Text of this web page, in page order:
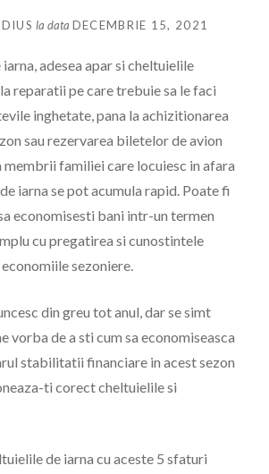
la data DECEMBRIE 15, 2021
adesea apar si cheltuielile
reparatii pe care trebuie sa le faci
inghetate, pana la achizitionarea
sau rezervarea biletelor de avion
familiei care locuiesc in afara
iarna se pot acumula rapid. Poate fi
economisesti bani intr-un termen
cu pregatirea si cunostintele
sezoniere.
din greu tot anul, dar se simt
vorba de a sti cum sa economiseasca
stabilitatii financiare in acest sezon
ti corect cheltuielile si
de iarna cu aceste 5 sfaturi